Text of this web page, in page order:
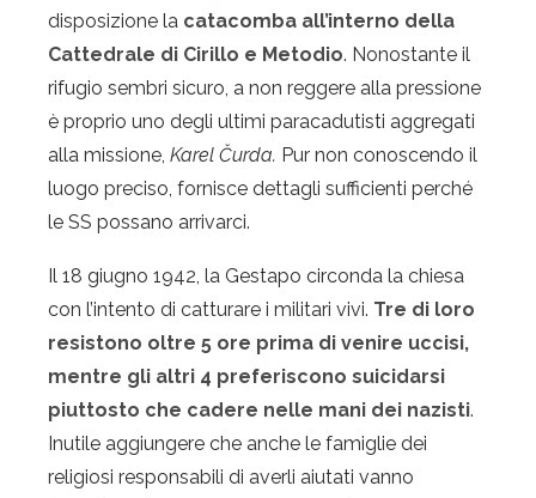
disposizione la catacomba all’interno della
Cattedrale di Cirillo e Metodio. Nonostante il
rifugio sembri sicuro, a non reggere alla pressione
è proprio uno degli ultimi paracadutisti aggregati
alla missione, Karel Čurda. Pur non conoscendo il
luogo preciso, fornisce dettagli sufficienti perché
le SS possano arrivarci.
Il 18 giugno 1942, la Gestapo circonda la chiesa
con l’intento di catturare i militari vivi. Tre di loro
resistono oltre 5 ore prima di venire uccisi,
mentre gli altri 4 preferiscono suicidarsi
piuttosto che cadere nelle mani dei nazisti.
Inutile aggiungere che anche le famiglie dei
religiosi responsabili di averli aiutati vanno